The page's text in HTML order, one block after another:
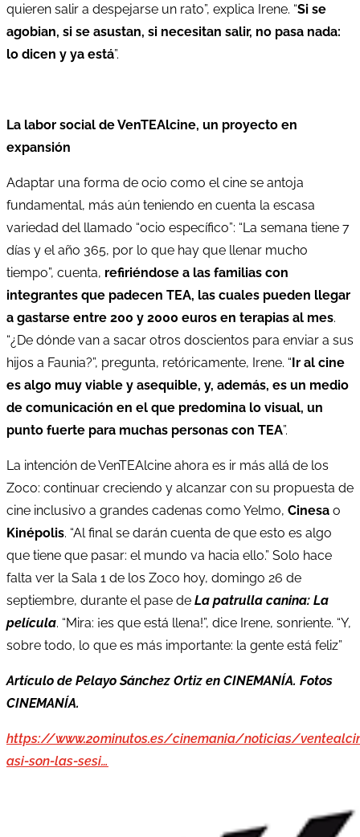
quieren salir a despejarse un rato”, explica Irene. “Si se
agobian, si se asustan, si necesitan salir, no pasa nada:
lo dicen y ya está”.
La labor social de VenTEAlcine, un proyecto en
expansión
Adaptar una forma de ocio como el cine se antoja
fundamental, más aún teniendo en cuenta la escasa
variedad del llamado “ocio específico”: “La semana tiene 7
días y el año 365, por lo que hay que llenar mucho
tiempo”, cuenta, refiriéndose a las familias con
integrantes que padecen TEA, las cuales pueden llegar
a gastarse entre 200 y 2000 euros en terapias al mes.
“¿De dónde van a sacar otros doscientos para enviar a sus
hijos a Faunia?”, pregunta, retóricamente, Irene. “Ir al cine
es algo muy viable y asequible, y, además, es un medio
de comunicación en el que predomina lo visual, un
punto fuerte para muchas personas con TEA”.
La intención de VenTEAlcine ahora es ir más allá de los
Zoco: continuar creciendo y alcanzar con su propuesta de
cine inclusivo a grandes cadenas como Yelmo, Cinesa o
Kinépolis. “Al final se darán cuenta de que esto es algo
que tiene que pasar: el mundo va hacia ello.” Solo hace
falta ver la Sala 1 de los Zoco hoy, domingo 26 de
septiembre, durante el pase de La patrulla canina: La
película. “Mira: ¡es que está llena!”, dice Irene, sonriente. “Y,
sobre todo, lo que es más importante: la gente está feliz”
Artículo de Pelayo Sánchez Ortiz en CINEMANÍA. Fotos
CINEMANÍA.
https://www.20minutos.es/cinemania/noticias/
asi-son-las-sesi…